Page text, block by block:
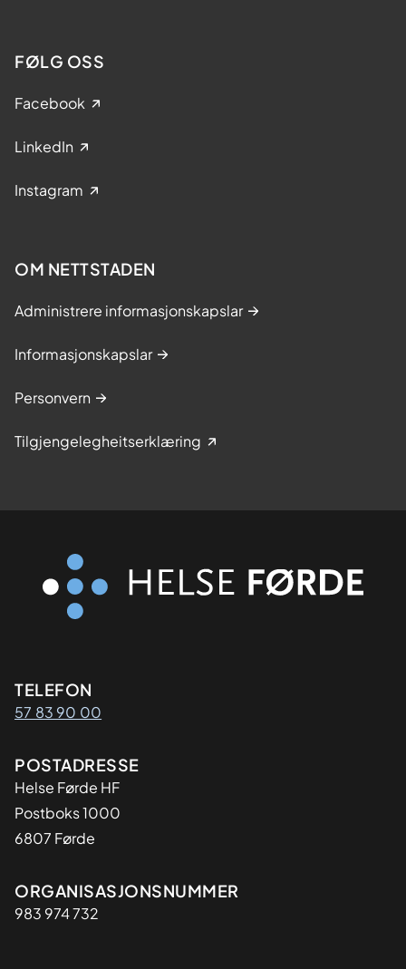
FØLG OSS
Facebook
LinkedIn
Instagram
OM NETTSTADEN
Administrere informasjonskapslar
Informasjonskapslar
Personvern
Tilgjengelegheitserklæring
Kontaktinformasjon
TELEFON
57 83 90 00
Adresse
POSTADRESSE
Helse Førde HF
Postboks 1000
6807 Førde
Organisasjon
ORGANISASJONSNUMMER
983 974 732